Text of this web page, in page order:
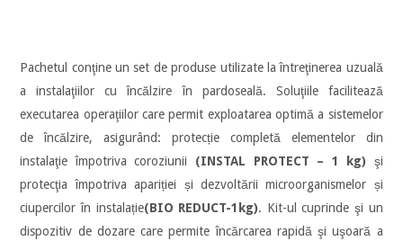
Pachetul conţine un set de produse utilizate la întreţinerea uzuală
a instalaţiilor cu încălzire în pardoseală. Soluţiile facilitează
executarea operaţiilor care permit exploatarea optimă a sistemelor
de încălzire, asigurând: protecție completă elementelor din
instalaţie împotriva coroziunii (INSTAL PROTECT – 1 kg) şi
protecţia împotriva apariției și dezvoltării microorganismelor și
ciupercilor în instalație(BIO REDUCT-1kg). Kit-ul cuprinde şi un
dispozitiv de dozare care permite încărcarea rapidă şi uşoară a